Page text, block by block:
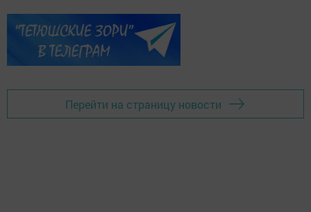
Перейти на страницу новости